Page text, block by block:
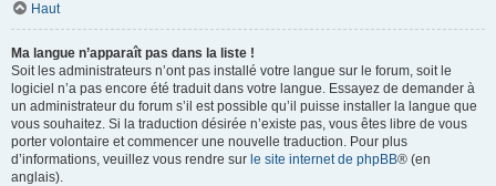
Haut
Ma langue n’apparaît pas dans la liste !
Soit les administrateurs n’ont pas installé votre langue sur le forum, soit le
logiciel n’a pas encore été traduit dans votre langue. Essayez de demander à
un administrateur du forum s’il est possible qu’il puisse installer la langue que
vous souhaitez. Si la traduction désirée n’existe pas, vous êtes libre de vous
porter volontaire et commencer une nouvelle traduction. Pour plus
d’informations, veuillez vous rendre sur le site internet de phpBB® (en
anglais).